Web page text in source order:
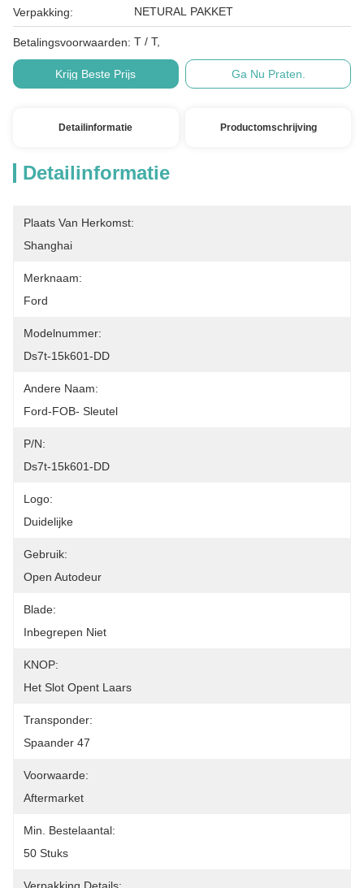
Verpakking: NETURAL PAKKET
Betalingsvoorwaarden: T / T,
Krijg Beste Prijs Ga Nu Praten.
Detailinformatie Productomschrijving
Detailinformatie
Plaats Van Herkomst:
Shanghai
Merknaam:
Ford
Modelnummer:
Ds7t-15k601-DD
Andere Naam:
Ford-FOB- Sleutel
P/N:
Ds7t-15k601-DD
Logo:
Duidelijke
Gebruik:
Open Autodeur
Blade:
Inbegrepen Niet
KNOP:
Het Slot Opent Laars
Transponder:
Spaander 47
Voorwaarde:
Aftermarket
Min. Bestelaantal:
50 Stuks